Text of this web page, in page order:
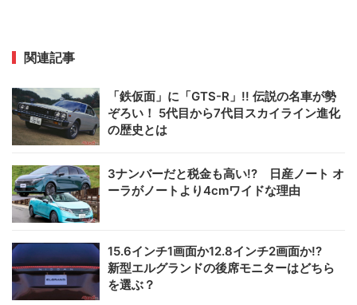
関連記事
「鉄仮面」に「GTS-R」!! 伝説の名車が勢
ぞろい！ 5代目から7代目スカイライン進化
の歴史とは
3ナンバーだと税金も高い!? 日産ノート オ
ーラがノートより4cmワイドな理由
15.6インチ1画面か12.8インチ2画面か!?
新型エルグランドの後席モニターはどちら
を選ぶ？